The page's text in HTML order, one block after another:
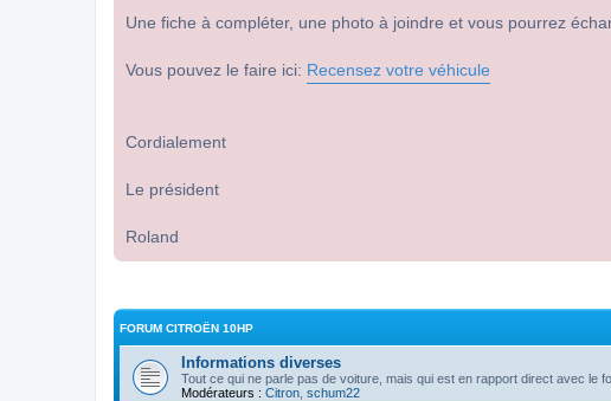
Une fiche à compléter, une photo à joindre et vous pourrez
Vous pouvez le faire ici: Recensez votre véhicule
Cordialement
Le président
Roland
FORUM CITROËN 10HP
Informations diverses
Tout ce qui ne parle pas de voiture, mais qui est en rapport direct avec le
Modérateurs : Citron schum22